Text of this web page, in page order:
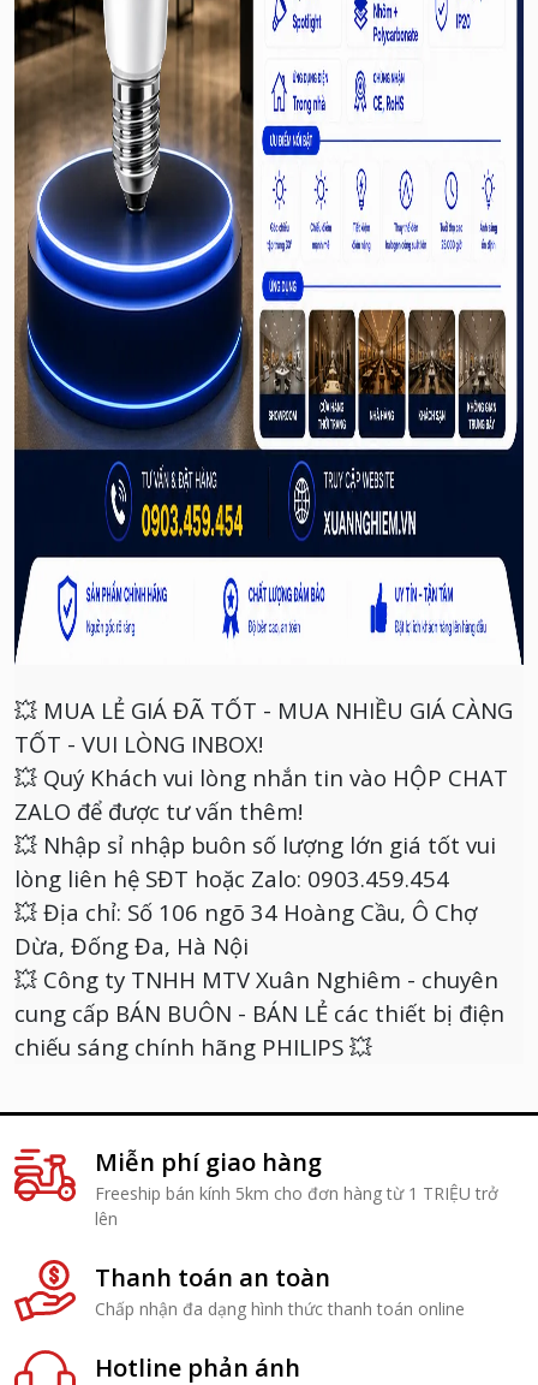
💥 MUA LẺ GIÁ ĐÃ TỐT - MUA NHIỀU GIÁ CÀNG
TỐT - VUI LÒNG INBOX!
💥 Quý Khách vui lòng nhắn tin vào HỘP CHAT
ZALO để được tư vấn thêm!
💥 Nhập sỉ nhập buôn số lượng lớn giá tốt vui
lòng liên hệ SĐT hoặc Zalo: 0903.459.454
💥 Địa chỉ: Số 106 ngõ 34 Hoàng Cầu, Ô Chợ
Dừa, Đống Đa, Hà Nội
💥 Công ty TNHH MTV Xuân Nghiêm - chuyên
cung cấp BÁN BUÔN - BÁN LẺ các thiết bị điện
chiếu sáng chính hãng PHILIPS 💥
Miễn phí giao hàng
Freeship bán kính 5km cho đơn hàng từ 1 TRIỆU trở
lên
Thanh toán an toàn
Chấp nhận đa dạng hình thức thanh toán online
Hotline phản ánh